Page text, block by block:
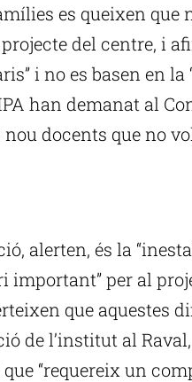
es queixen que
del centre, i
i no es basen en la
han demanat al
docents que no
alerten, és la
important” per al
que aquestes
de l’institut al
que “requereix un